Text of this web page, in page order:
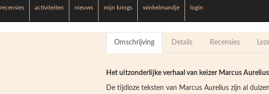
recensies activiteiten nieuws mijn krings winkelmandje login
Omschrijving Details Recensies
Het uitzonderlijke verhaal van keizer Marcus
De tijdloze teksten van Marcus Aurelius zijn al